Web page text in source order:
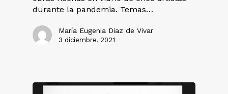
durante la pandemia. Temas…
María Eugenia Diaz de Vivar
3 diciembre, 2021